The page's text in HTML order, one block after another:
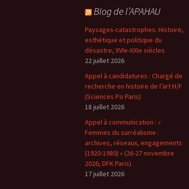
Blog de l’APAHAU
Paysages-catastrophes. Histoire,
esthétique et politique du
désastre, XVIe-XXIe siècles
22 juillet 2026
Appel à candidatures : Chargé de
recherche en histoire de l’art H/F
(Sciences Po Paris)
18 juillet 2026
Appel à communication : «
Femmes du surréalisme :
archives, réseaux, engagements
(1920-1980) » (26-27 novembre
2026, DFK Paris)
17 juillet 2026